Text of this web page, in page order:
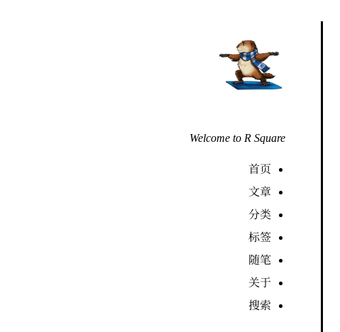
Welcome to R Square
首页
文章
分类
标签
随笔
关于
搜索